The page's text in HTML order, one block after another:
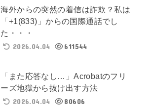
海外からの突然の着信は詐欺？私は
「+1(833)」からの国際通話でし
た・・・
2026.04.04
611544
「また応答なし…」Acrobatのフリ
ーズ地獄から抜け出す方法
2026.04.04
80606